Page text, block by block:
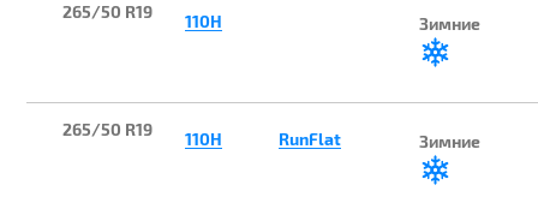
265/50 R19 110H Зимние
265/50 R19 110H RunFlat Зимние